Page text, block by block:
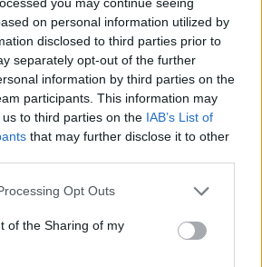
on personal information utilized by
disclosed to third parties prior to
separately opt-out of the further
information by third parties on the
participants. This information may
to third parties on the IAB’s List of
that may further disclose it to other
website/app uses one or more Google
or usage behaviour. You may click to
to Google and its third-party tags to
specified purposes in below Google
Opt Outs
of the Sharing of my
dimenticare di pianificare il
La preparazione
strategico possono fare
e il fallimento.
imprese hanno a disposizione
per reperire finanziamenti.
dei prestiti bancari agli
sono tante. Ma non